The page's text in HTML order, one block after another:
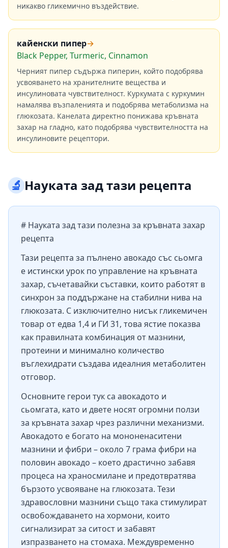
никакво гликемично въздействие.
кайенски пипер→
Black Pepper, Turmeric, Cinnamon
Черният пипер съдържа пиперин, който подобрява
усвояването на хранителните вещества и
инсулиновата чувствителност. Куркумата с куркумин
намалява възпаленията и подобрява метаболизма на
глюкозата. Канелата директно понижава кръвната
захар на гладно, като подобрява чувствителността на
инсулиновите рецептори.
🔬Науката зад тази рецепта
# Науката зад тази полезна за кръвната захар
рецепта
Тази рецепта за пълнено авокадо със сьомга
е истински урок по управление на кръвната
захар, съчетавайки съставки, които работят в
синхрон за поддържане на стабилни нива на
глюкозата. С изключително нисък гликемичен
товар от едва 1,4 и ГИ 31, това ястие показва
как правилната комбинация от мазнини,
протеини и минимално количество
въглехидрати създава идеалния метаболитен
отговор.
Основните герои тук са авокадото и
сьомгата, като и двете носят огромни ползи
за кръвната захар чрез различни механизми.
Авокадото е богато на мононенаситени
мазнини и фибри – около 7 грама фибри на
половин авокадо – което драстично забавя
процеса на храносмилане и предотвратява
бързото усвояване на глюкозата. Тези
здравословни мазнини също така стимулират
освобождаването на хормони, които
сигнализират за ситост и забавят
изпразването на стомаха. Междувременно